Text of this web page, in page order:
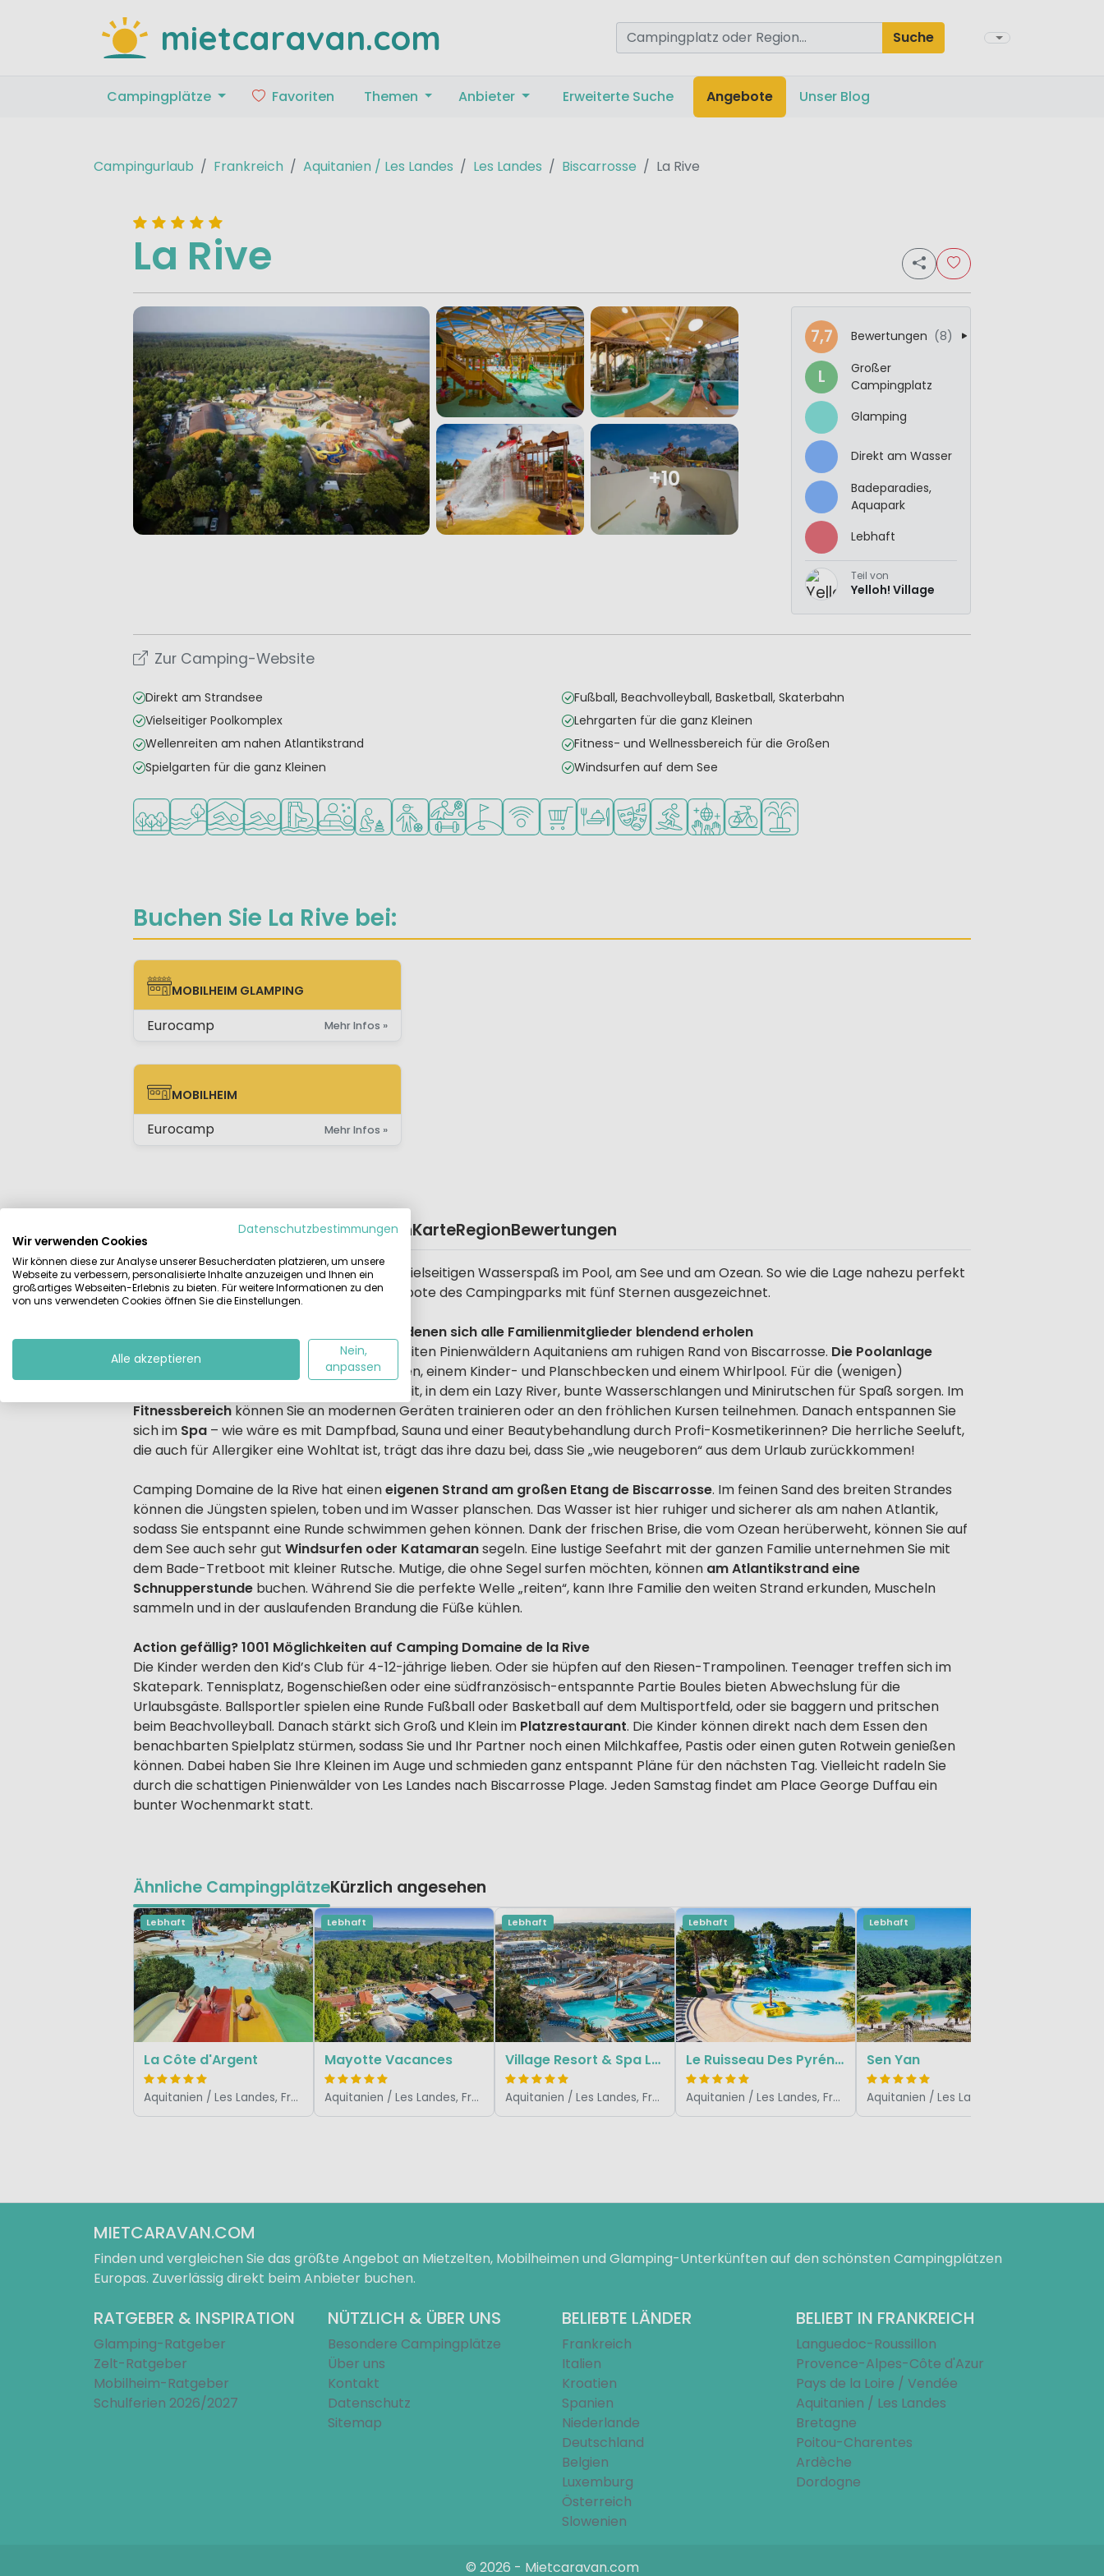
mietcaravan.com Suche
Campingplätze Favoriten Themen Anbieter Erweiterte Suche Angebote Unser Blog
Campingurlaub Frankreich Aquitanien / Les Landes Les Landes Biscarrosse La Rive
La Rive
+10
7,7 Bewertungen (8)
L
Großer
Campingplatz
Glamping
Direkt am Wasser
Badeparadies,
Aquapark
Lebhaft
Teil von
Yelloh! Village
Zur Camping-Website
Direkt am Strandsee
Vielseitiger Poolkomplex
Wellenreiten am nahen Atlantikstrand
Spielgarten für die ganz Kleinen
Fußball, Beachvolleyball, Basketball, Skaterbahn
Lehrgarten für die ganz Kleinen
Fitness- und Wellnessbereich für die Großen
Windsurfen auf dem See
In waldreicher Umgebung
Am Wasser
HallenbadFreibadBadeparadies oder Wasserpark
Wellness-Einrichtungen
Empfohlen für kleine Kinder
Empfohlen für Teenager
Viele Sportmöglichkeiten
Golfplatz in der Nähe
WLAN verfügbar
Supermarkt/Laden
Restaurant oder Pizzeria
Animationsteam
Wassersportmöglichkeiten
DiskothekFahrradverleih
Wasserspielplatz
Buchen Sie La Rive bei:
MOBILHEIM GLAMPING
MOBILHEIM GLAMPING
Eurocamp Mehr Infos »
MOBILHEIM
MOBILHEIM
Eurocamp Mehr Infos »
BeschreibungUnterkünfteLageplanKarteRegionBewertungen
Beschrijving
Camping Domaine de la Rive bietet Ihnen vielseitigen Wasserspaß im Pool, am See und am Ozean. So wie die Lage nahezu perfekt
ist, sind auch die Service- und Freizeitangebote des Campingparks mit fünf Sternen ausgezeichnet.
Camping Domaine de la Rive – Ferien, in denen sich alle Familienmitglieder blendend erholen
Der 5-Sterne-Campingpark liegt in den weiten Pinienwäldern Aquitaniens am ruhigen Rand von Biscarrosse. Die Poolanlage
bietet die Auswahl aus fünf großen Rutschen, einem Kinder- und Planschbecken und einem Whirlpool. Für die (wenigen)
bereit, in dem ein Lazy River, bunte Wasserschlangen und Minirutschen für Spaß sorgen. Im
Fitnessbereich können Sie an modernen Geräten trainieren oder an den fröhlichen Kursen teilnehmen. Danach entspannen Sie
sich im Spa – wie wäre es mit Dampfbad, Sauna und einer Beautybehandlung durch Profi-Kosmetikerinnen? Die herrliche Seeluft,
die auch für Allergiker eine Wohltat ist, trägt das ihre dazu bei, dass Sie „wie neugeboren“ aus dem Urlaub zurückkommen!
Camping Domaine de la Rive hat eineneigenen Strand am großen Etang de Biscarrosse. Im feinen Sand des breiten Strandes
können die Jüngsten spielen, toben und im Wasser planschen. Das Wasser ist hier ruhiger und sicherer als am nahen Atlantik,
sodass Sie entspannt eine Runde schwimmen gehen können. Dank der frischen Brise, die vom Ozean herüberweht, können Sie auf
dem See auch sehr gut Windsurfen oder Katamaransegeln. Eine lustige Seefahrt mit der ganzen Familie unternehmen Sie mit
dem Bade-Tretboot mit kleiner Rutsche. Mutige, die ohne Segel surfen möchten, können am Atlantikstrand eine
Schnupperstunde buchen. Während Sie die perfekte Welle „reiten“, kann Ihre Familie den weiten Strand erkunden, Muscheln
sammeln und in der auslaufenden Brandung die Füße kühlen.
Action gefällig? 1001 Möglichkeiten auf Camping Domaine de la Rive
Die Kinder werden den Kid’s Club für 4-12-jährige lieben. Oder sie hüpfen auf den Riesen-Trampolinen. Teenager treffen sich im
Skatepark. Tennisplatz, Bogenschießen oder eine südfranzösisch-entspannte Partie Boules bieten Abwechslung für die
Urlaubsgäste. Ballsportler spielen eine Runde Fußball oder Basketball auf dem Multisportfeld, oder sie baggern und pritschen
beim Beachvolleyball. Danach stärkt sich Groß und Klein im Platzrestaurant. Die Kinder können direkt nach dem Essen den
benachbarten Spielplatz stürmen, sodass Sie und Ihr Partner noch einen Milchkaffee, Pastis oder einen guten Rotwein genießen
können. Dabei haben Sie Ihre Kleinen im Auge und schmieden ganz entspannt Pläne für den nächsten Tag. Vielleicht radeln Sie
durch die schattigen Pinienwälder von Les Landes nach Biscarrosse Plage. Jeden Samstag findet am Place George Duffau ein
bunter Wochenmarkt statt.
Ähnliche CampingplätzeKürzlich angesehen
Lebhaft
La Côte d'Argent
Aquitanien / Les Landes, Frankreich
Lebhaft
Mayotte Vacances
Aquitanien / Les Landes, Frankreich
Lebhaft
Village Resort & Spa Le Vieux Port
Aquitanien / Les Landes, Frankreich
Lebhaft
Le Ruisseau Des Pyrénées
Aquitanien / Les Landes, Frankreich
Lebhaft
Sen Yan
MIETCARAVAN.COM
Finden und vergleichen Sie das größte Angebot an Mietzelten, Mobilheimen und Glamping-Unterkünften auf den schönsten Campingplätzen
Europas. Zuverlässig direkt beim Anbieter buchen.
RATGEBER & INSPIRATION
Glamping-Ratgeber
Zelt-Ratgeber
Mobilheim-Ratgeber
Schulferien 2026/2027
NÜTZLICH & ÜBER UNS
Besondere Campingplätze
Über uns
Kontakt
Datenschutz
Sitemap
BELIEBTE LÄNDER
Frankreich
Italien
Kroatien
Spanien
Niederlande
Deutschland
Belgien
Luxemburg
Österreich
Slowenien
BELIEBT IN FRANKREICH
Languedoc-Roussillon
Provence-Alpes-Côte d'Azur
Pays de la Loire / Vendée
Aquitanien / Les Landes
Bretagne
Poitou-Charentes
Ardèche
Dordogne
© 2026 - Mietcaravan.com
Datenschutzbestimmungen
Wir verwenden Cookies
Wir können diese zur Analyse unserer Besucherdaten platzieren, um unsere
Webseite zu verbessern, personalisierte Inhalte anzuzeigen und Ihnen ein
großartiges Webseiten-Erlebnis zu bieten. Für weitere Informationen zu den
von uns verwendeten Cookies öffnen Sie die Einstellungen.
Alle akzeptieren
Nein,
anpassen